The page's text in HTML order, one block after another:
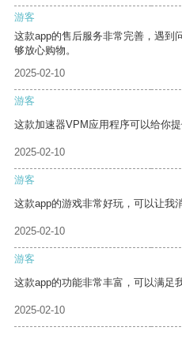
游客
这款app的售后服务非常完善，遇到
够放心购物。
2025-02-10
游客
这款加速器VPM应用程序可以给你
2025-02-10
游客
这款app的游戏非常好玩，可以让我
2025-02-10
游客
这款app的功能非常丰富，可以满足
2025-02-10